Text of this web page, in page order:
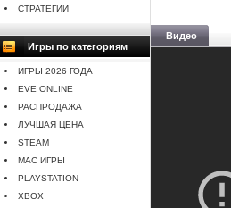
СТРАТЕГИИ
Игры по категориям
ИГРЫ 2026 ГОДА
EVE ONLINE
РАСПРОДАЖА
ЛУЧШАЯ ЦЕНА
STEAM
MAC ИГРЫ
PLAYSTATION
XBOX
Видео